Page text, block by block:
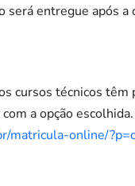
será entregue após a
cursos técnicos
a opção
matricula-online/